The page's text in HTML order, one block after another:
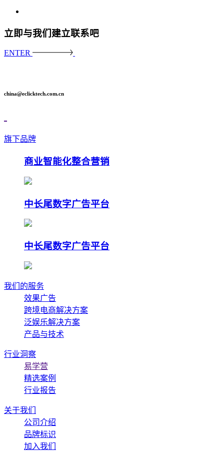
立即与我们建立联系吧
ENTER
china@eclicktech.com.cn
旗下品牌
商业智能化整合营销
中长尾数字广告平台
中长尾数字广告平台
我们的服务
效果广告
跨境电商解决方案
泛娱乐解决方案
产品与技术
行业洞察
易学营
精选案例
行业报告
关于我们
公司介绍
品牌标识
加入我们